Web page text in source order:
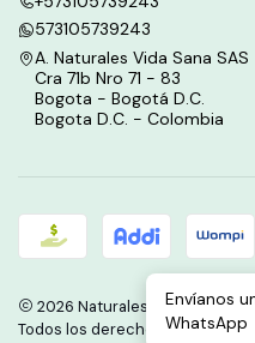
573105739243
A. Naturales Vida Sana SAS
Cra 71b Nro 71 - 83
Bogota - Bogotá D.C.
Bogota D.C. - Colombia
2026 Naturales Vida Sana.
Todos los derechos reservados.
Envíanos
WhatsApp